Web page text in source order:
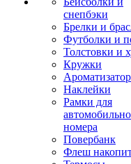
снепбэки
Брелки и
Футболки и
Толстовки и
Кружки
Наклейки
Рамки для
номера
Повербанк
Флеш